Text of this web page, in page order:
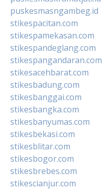
puskesmasngambeg.id
stikespacitan.com
stikespamekasan.com
stikespandeglang.com
stikespangandaran.com
stikesacehbarat.com
stikesbadung.com
stikesbanggai.com
stikesbangka.com
stikesbanyumas.com
stikesbekasi.com
stikesblitar.com
stikesbogor.com
stikesbrebes.com
stikescianjur.com